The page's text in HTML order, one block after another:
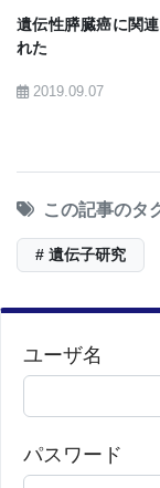
い、特に脂
に対する相
閉経以降の
値の上昇
強く相関し
遺伝性膵臓癌に関
れた
2019.09.07
この記事のタ
# 遺伝子研究
ユーザ名
パスワード